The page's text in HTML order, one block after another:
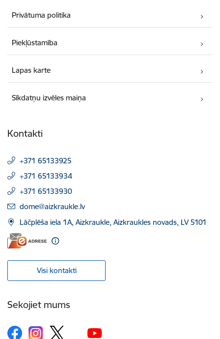
Privātuma politika
Piekļūstamība
Lapas karte
Sīkdatņu izvēles maiņa
Kontakti
+371 65133925
+371 65133934
+371 65133930
E-pasts:
dome@aizkraukle.lv
Lāčplēša iela 1A, Aizkraukle, Aizkraukles novads, LV 5101
Visi kontakti
Sekojiet mums